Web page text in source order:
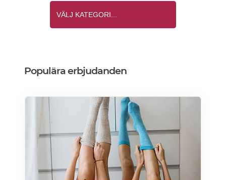
Populära erbjudanden